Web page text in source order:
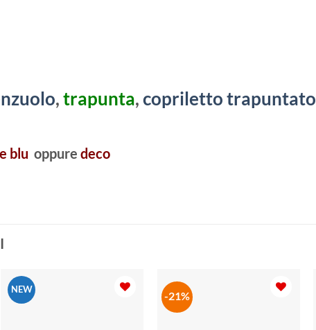
, trapunta, copriletto trapuntato
blu oppure deco
NEW -21%